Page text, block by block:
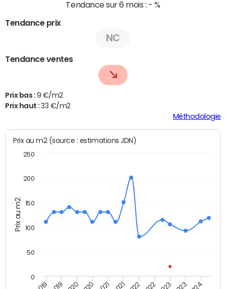
Tendance sur 6 mois : - %
Tendance prix
NC
Tendance ventes
Prix bas : 9 €/m2
Prix haut :33 €/m2
Méthodologie
Prix au m2
Prix au m2 (source : estimations JDN)
0
50
100
150
200
250